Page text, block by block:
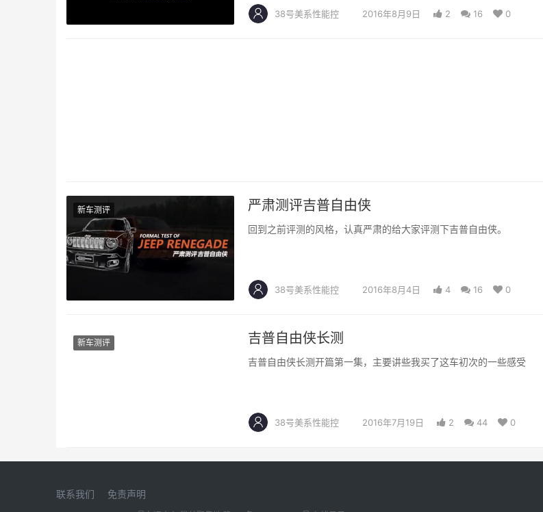
38号美系性能控 2016年8月9日 2 16 0
新车测评 严肃测评吉普自由侠
回到之前评测的风格，认真严肃的给大家评测下吉普自由侠。
38号美系性能控 2016年8月4日 4 16 0
新车测评 吉普自由侠长测
吉普自由侠长测开篇第一集，主要讲些我买了这车初次的一些感受
38号美系性能控 2016年7月19日 2 44 0
联系我们 免责声明